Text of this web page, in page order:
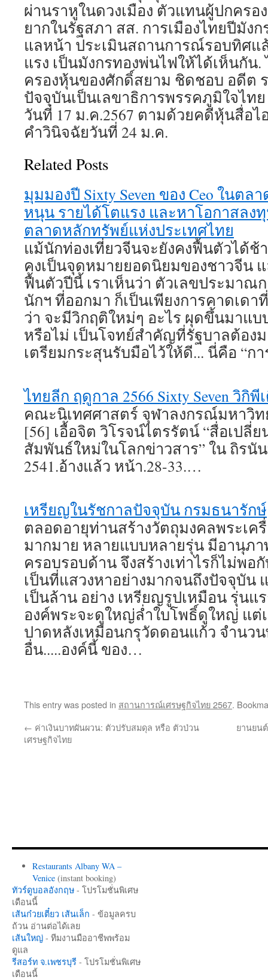
ผ่านราหูในดวงเมือง ตัวแทนผู้ปกคร
ยากในรัฐสภา สส. การเมืองไทยปีมังก
แลหน้า ประเมินสถานการณ์รอบทิศแ
แรง เป็นมังกรทองพ่นไฟให้ได้เห็นกัน
ครองหุ้นของศักดิ์สยาม ชิดชอบ อดีต
ปัจจุบันเป็นเลขาธิการพรรคภูมิใจไท
วันที่ 17 ม.ค.2567 ตามด้วยคดีหุ้นสื่อ
คำวินิจฉัยวันที่ 24 ม.ค.
Related Posts
มุมมองปี Sixty Seven ของ Ceo ในตล
หนุน รายได้โตแรง และหาโอกาสลง
ตลาดหลักทรัพย์แห่งประเทศไทย
แม้นักท่องเที่ยวจีนจะยังคงฟื้นตัวได้ช้
คงเป็นจุดหมายยอดนิยมของชาวจีน
ฟื้นตัวปีนี้ เราเห็นว่า ตัวเลขประมาณ
นักฯ ที่ออกมา ก็เป็นเพียงการคาดเดา
ว่า จะมีวิกฤติใหม่ๆ อะไร ผุดขึ้นมาแ
หรือไม่ เป็นโจทย์สำคัญที่รัฐบาลต้อง
เตรียมกระสุนรับมือไว้ให้ดี... นี่คือ “
ไทยลีก ฤดูกาล 2566 Sixty Seven วิกิพี
คณะนิเทศศาสตร์ จุฬาลงกรณ์มหาวิท
[56] เอื้อจิต วิโรจน์ไตรรัตน์ “สื่อเปลี่
สัมพันธ์ใหม่ในโลกข่าวสาร” ใน ถิรนั
2541.อ้างแล้ว หน้า.28-33.…
เหรียญในรัชกาลปัจจุบัน กรมธนารักษ์
ตลอดอายุท่านสร้างวัตถุมงคลพระเค
มากมาย หลายแบบหลายรุ่น มีอานุภ
ครอบรอบด้าน จึงสร้างเท่าไรก็ไม่พอ
เป็นที่แสวงหาอย่างมากจนถึงปัจจุบัน
เป็นล้าน อย่าง เหรียญรูปเหมือน รุ่นแ
องค์พระจะดูใหญ่ล่ำใบโพธิ์ดูใหญ่ แ
ปาดหลังเหมือนกรุวัดดอนแก้ว จำนว
อื่น.....องค์นี้ ของ…
This entry was posted in สถานการณ์เศรษฐกิจไทย 2567.
← ค่าเงินบาทผันผวน: ตัวปรับสมดุล หรือ ตัวป่วน
เศรษฐกิจไทย
ยานยน
Restaurants Albany WA –
Venice(instant booking)
ทัวร์ดูบอลอังกฤษ - โปรโมชั่นพิเศษ
เดือนนี้
เส้นก๋วยเตี๋ยว เส้นเล็ก - ข้อมูลครบ
ถ้วน อ่านต่อได้เลย
เส้นใหญ่ - ทีมงานมืออาชีพพร้อม
ดูแล
รีสอร์ท จ.เพชรบุรี - โปรโมชั่นพิเศษ
เดือนนี้